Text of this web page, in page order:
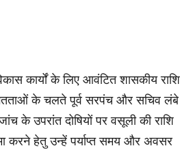
कार्यों के लिए आवंटित शासकीय राशि
के चलते पूर्व सरपंच और सचिव लंबे
के उपरांत दोषियों पर वसूली की राशि
करने हेतु उन्हें पर्याप्त समय और अवसर